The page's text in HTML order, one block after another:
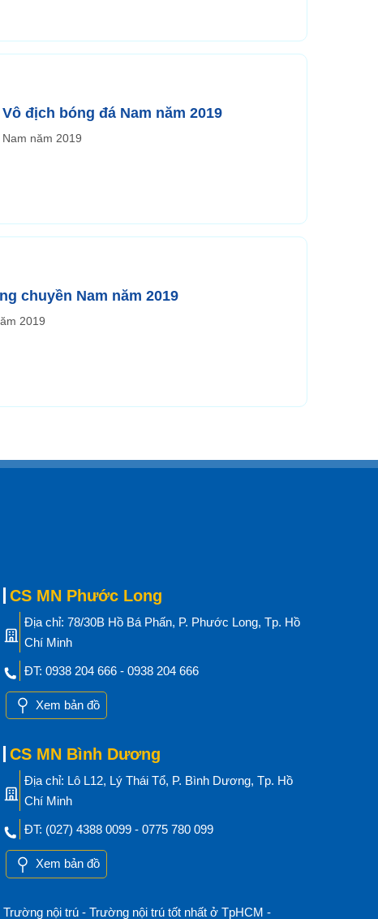
địch bóng đá Nam năm 2019
năm 2019
chuyền Nam năm 2019
2019
CS MN Phước Long
Địa chỉ: 78/30B Hồ Bá Phấn, P. Phước Long, Tp. Hồ
Chí Minh
ĐT: 0938 204 666 - 0938 204 666
Xem bản đồ
CS MN Bình Dương
Địa chỉ: Lô L12, Lý Thái Tổ, P. Bình Dương, Tp. Hồ
Chí Minh
ĐT: (027) 4388 0099 - 0775 780 099
Xem bản đồ
Trường nội trú - Trường nội trú tốt nhất ở TpHCM -